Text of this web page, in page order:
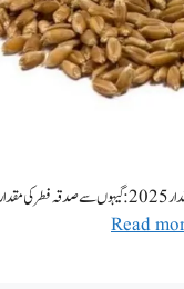
صدقہ فطر کی مقدار 2025 – صدقہ فطر کے مسائل | صدقہ فطر 2025
Read